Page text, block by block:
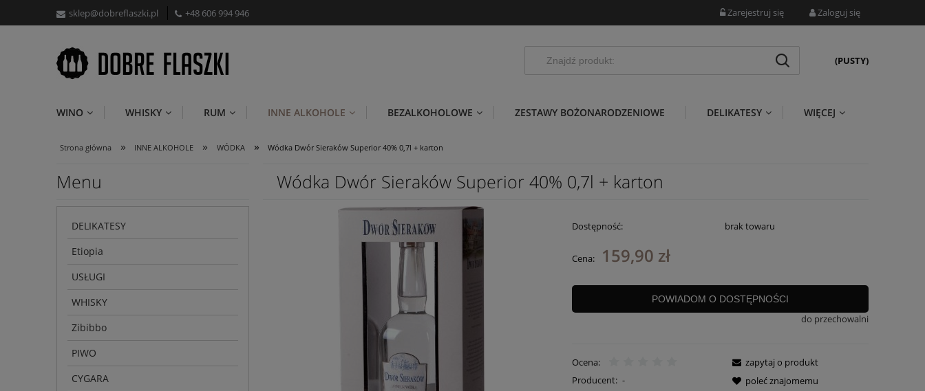
sklep@dobreflaszki.pl +48 606 994 946 Zarejestruj się Zaloguj się
(PUSTY)
WINO WHISKY RUM INNE ALKOHOLE BEZALKOHOLOWE ZESTAWY BOŻONARODZENIOWE DELIKATESY WIĘCEJ
Strona główna » INNE ALKOHOLE » WÓDKA » Wódka Dwór Sieraków Superior 40% 0,7l + karton
Menu
DELIKATESY
Etiopia
USŁUGI
WHISKY
Zibibbo
PIWO
CYGARA
Wódka Dwór Sieraków Superior 40% 0,7l + karton
Dostępność: brak towaru
Cena: 159,90 zł
POWIADOM O DOSTĘPNOŚCI
do przechowalni
Ocena:
Producent: -
zapytaj o produkt
poleć znajomemu